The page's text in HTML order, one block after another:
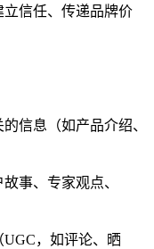
立信任、传递品牌价
信息（如产品介绍、
事、专家观点、
，如评论、晒